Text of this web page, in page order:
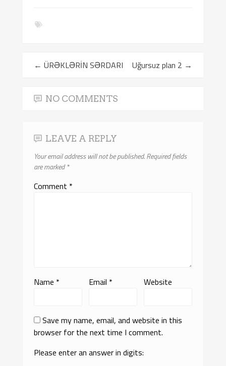
← ÜRƏKLƏRİN SƏRDARI Uğursuz plan 2 →
NO COMMENTS
LEAVE A REPLY
Your email address will not be published.Required fields
are marked*
Comment *
Name * Email * Website
Save my name, email, and website in this
browser for the next time I comment.
Please enter an answer in digits: